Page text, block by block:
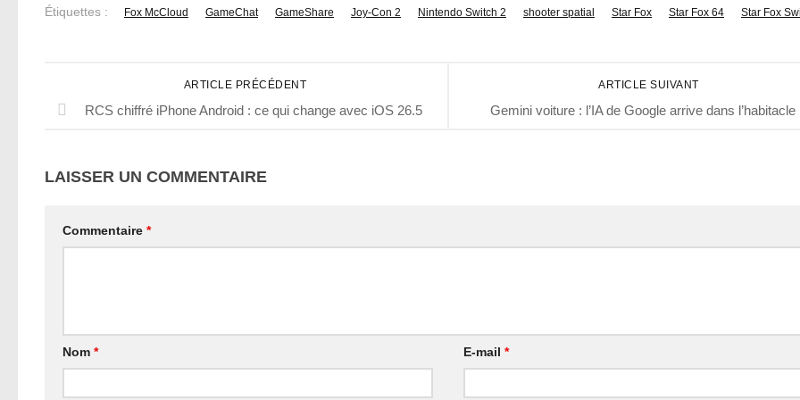
Étiquettes : Fox McCloud GameChat GameShare Joy-Con 2 Nintendo Switch 2 shooter spatial Star Fox Star Fox 64 Star Fox
ARTICLE SUIVANT
Gemini voiture : l’IA de Google arrive dans l’habitacle
ARTICLE PRÉCÉDENT
RCS chiffré iPhone Android : ce qui change avec iOS 26.5
LAISSER UN COMMENTAIRE
Commentaire *
Nom * E-mail*